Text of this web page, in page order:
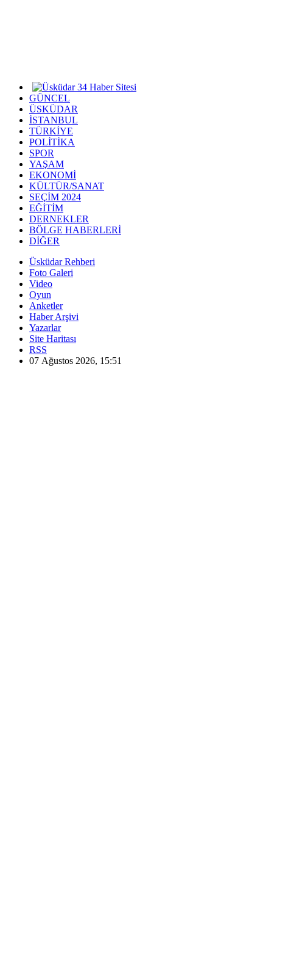
GÜNCEL
ÜSKÜDAR
İSTANBUL
TÜRKİYE
POLİTİKA
SPOR
YAŞAM
EKONOMİ
KÜLTÜR/SANAT
SEÇİM 2024
EĞİTİM
DERNEKLER
BÖLGE HABERLERİ
DİĞER
Üsküdar Rehberi
Foto Galeri
Video
Oyun
Anketler
Haber Arşivi
Yazarlar
Site Haritası
RSS
07 Ağustos 2026, 15:51